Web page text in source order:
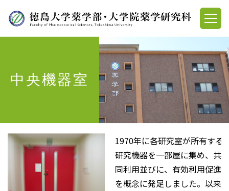
中央機器室
1970年に各研究室が所有する
研究機器を一部屋に集め、共
同利用並びに、有効利用促進
を概念に発足しました。以来